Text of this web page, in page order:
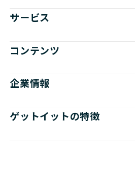
サービス
コンテンツ
企業情報
ゲットイットの特徴